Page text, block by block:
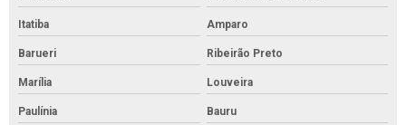
Itatiba Amparo
Barueri Ribeirão Preto
Marília Louveira
Paulínia Bauru